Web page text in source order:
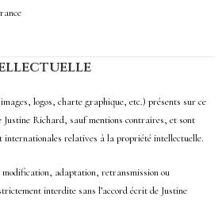
images, logos, charte graphique, etc.) présents sur ce
Justine Richard, sauf mentions contraires, et sont
internationales relatives à la propriété intellectuelle.
adaptation, retransmission ou
interdite sans l’accord écrit de Justine